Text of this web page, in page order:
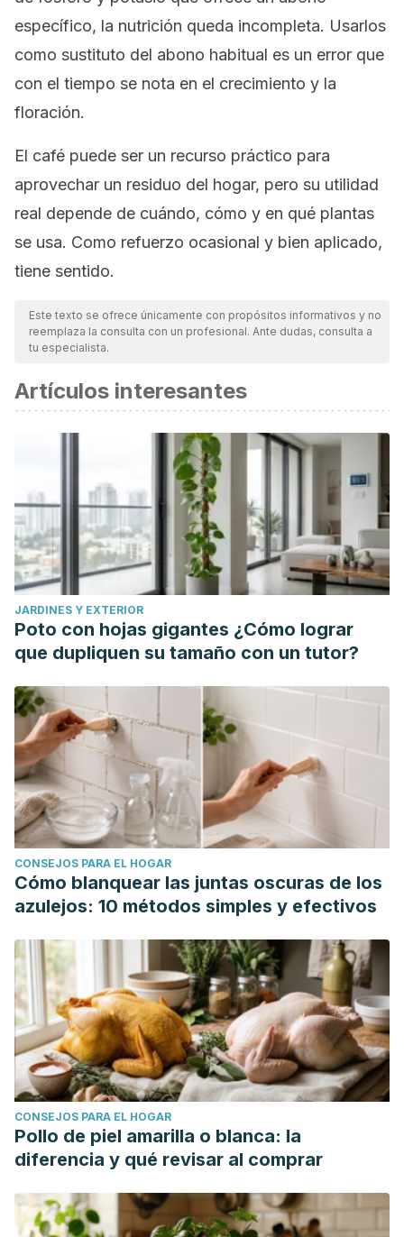
específico, la nutrición queda incompleta. Usarlos
como sustituto del abono habitual es un error que
con el tiempo se nota en el crecimiento y la
floración.
El café puede ser un recurso práctico para
aprovechar un residuo del hogar, pero su utilidad
real depende de cuándo, cómo y en qué plantas
se usa. Como refuerzo ocasional y bien aplicado,
tiene sentido.
Este texto se ofrece únicamente con propósitos informativos y no
reemplaza la consulta con un profesional. Ante dudas, consulta a
tu especialista.
Artículos interesantes
JARDINES Y EXTERIOR
Poto con hojas gigantes ¿Cómo lograr
que dupliquen su tamaño con un tutor?
CONSEJOS PARA EL HOGAR
Cómo blanquear las juntas oscuras de los
azulejos: 10 métodos simples y efectivos
CONSEJOS PARA EL HOGAR
Pollo de piel amarilla o blanca: la
diferencia y qué revisar al comprar